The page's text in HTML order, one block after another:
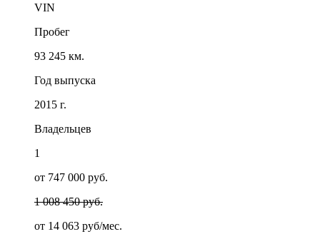
VIN
Пробег
93 245 км.
Год выпуска
2015 г.
Владельцев
1
от 747 000 руб.
1 008 450 руб.
от 14 063 руб/мес.